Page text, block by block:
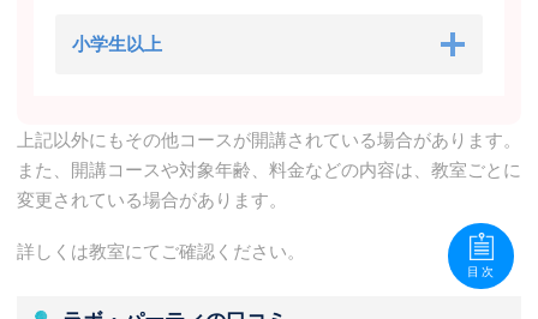
小学生以上
上記以外にもその他コースが開講されている場合があります。
また、開講コースや対象年齢、料金などの内容は、教室ごとに
変更されている場合があります。
詳しくは教室にてご確認ください。
目次